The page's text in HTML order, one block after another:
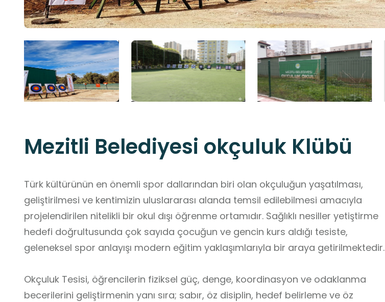
Mezitli Belediyesi okçuluk Klübü
Türk kültürünün en önemli spor dallarından biri olan okçuluğun yaşatılması,
geliştirilmesi ve kentimizin uluslararası alanda temsil edilebilmesi amacıyla
projelendirilen nitelikli bir okul dışı öğrenme ortamıdır. Sağlıklı nesiller yetiştirme
hedefi doğrultusunda çok sayıda çocuğun ve gencin kurs aldığı tesiste,
geleneksel spor anlayışı modern eğitim yaklaşımlarıyla bir araya getirilmektedir.
Okçuluk Tesisi, öğrencilerin fiziksel güç, denge, koordinasyon ve odaklanma
becerilerini geliştirmenin yanı sıra; sabır, öz disiplin, hedef belirleme ve öz